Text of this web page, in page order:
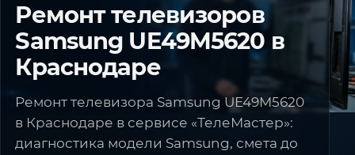
Ремонт телевизоров
Samsung UE49M5620 в
Краснодаре
Ремонт телевизора Samsung UE49M5620
в Краснодаре в сервисе «ТелеМастер»:
диагностика модели Samsung, смета до